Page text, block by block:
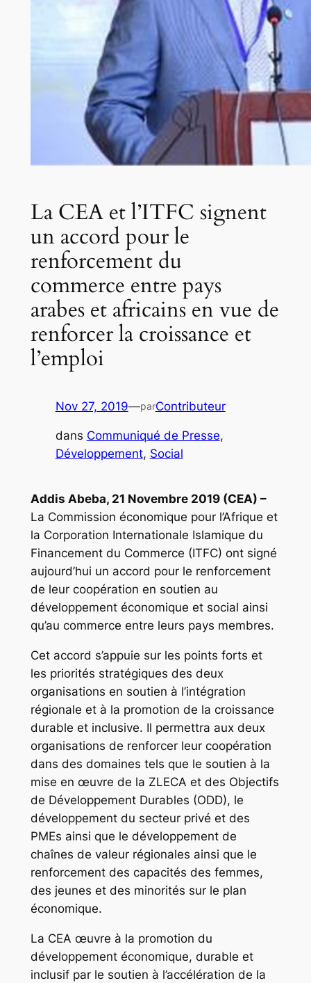
La CEA et l’ITFC signent
un accord pour le
renforcement du
commerce entre pays
arabes et africains en vue de
renforcer la croissance et
l’emploi
Nov 27, 2019—parContributeur
dans Communiqué de Presse
Développement, Social
Addis Abeba, 21 Novembre 2019 (CEA) –
La Commission économique pour l’Afrique et
la Corporation Internationale Islamique du
Financement du Commerce (ITFC) ont signé
aujourd’hui un accord pour le renforcement
de leur coopération en soutien au
développement économique et social ainsi
qu’au commerce entre leurs pays membres.
Cet accord s’appuie sur les points forts et
les priorités stratégiques des deux
organisations en soutien à l’intégration
régionale et à la promotion de la croissance
durable et inclusive. Il permettra aux deux
organisations de renforcer leur coopération
dans des domaines tels que le soutien à la
mise en œuvre de la ZLECA et des Objectifs
de Développement Durables (ODD), le
développement du secteur privé et des
PMEs ainsi que le développement de
chaînes de valeur régionales ainsi que le
renforcement des capacités des femmes,
des jeunes et des minorités sur le plan
économique.
La CEA œuvre à la promotion du
développement économique, durable et
inclusif par le soutien à l’accélération de la